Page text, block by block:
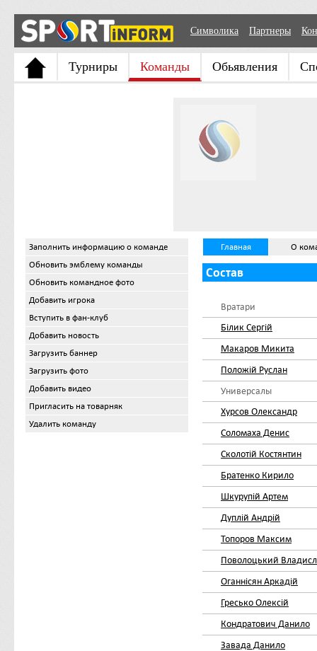
Символика Партнеры
Турниры Команды Обьявления
Заполнить информацию о команде
Обновить эмблему команды
Обновить командное фото
Добавить игрока
Вступить в фан-клуб
Добавить новость
Загрузить баннер
Загрузить фото
Добавить видео
Пригласить на товарняк
Удалить команду
Главная О
Состав
Вратари
Білик Сергій
Макаров Микита
Положій Руслан
Универсалы
Хурсов Олександр
Соломаха Денис
Сколотій Костянтин
Братенко Кирило
Шкурупій Артем
Дуплій Андрій
Топоров Максим
Поволоцький
Оганнісян Аркадій
Гресько Олексій
Кондратович Данило
Завада Данило